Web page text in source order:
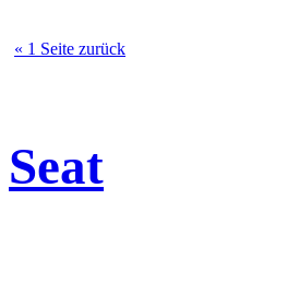
« 1 Seite zurück
Seat